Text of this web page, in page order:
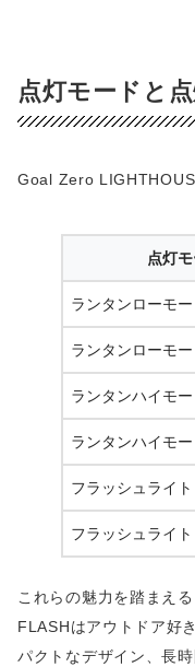
点灯モードと
Goal Zero
点灯
ランタンローモー
ランタンローモー
ランタンハイモー
ランタンハイモー
フラッシュライト
フラッシュライト
これらの魅力を踏まえ
FLASHはアウトドア好
パクトなデザイン、長